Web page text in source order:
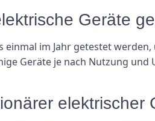
Geräte
im Jahr getestet
Geräte je nach Nutzung
elektrischer